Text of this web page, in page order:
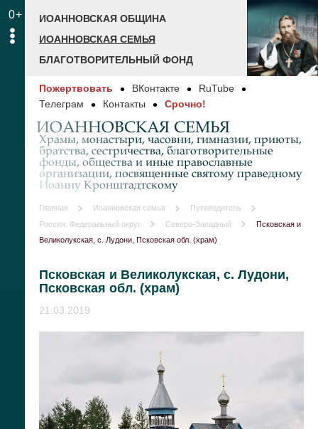
0+
ИОАННОВСКАЯ ОБЩИНА
ИОАННОВСКАЯ СЕМЬЯ
БЛАГОТВОРИТЕЛЬНЫЙ ФОНД
Пожертвовать ВКонтакте
RuTube
Телеграм
Контакты Срочно!
ИОАННОВСКАЯ СЕМЬЯ
Храмы, монастыри, часовни, гимназии, приюты,
братства, сестричества, благотворительные
фонды, общества и иные православные
организации, посвященные святому праведному
Иоанну Кронштадтскому
Главная Иоанновская семья
Путеводитель
Россия. Федеральный округ
Северо-Западный
Псковская и
Великолукская, с. Лудони, Псковская обл. (храм)
Псковская и Великолукская, с. Лудони,
Псковская обл. (храм)
21.03.2019